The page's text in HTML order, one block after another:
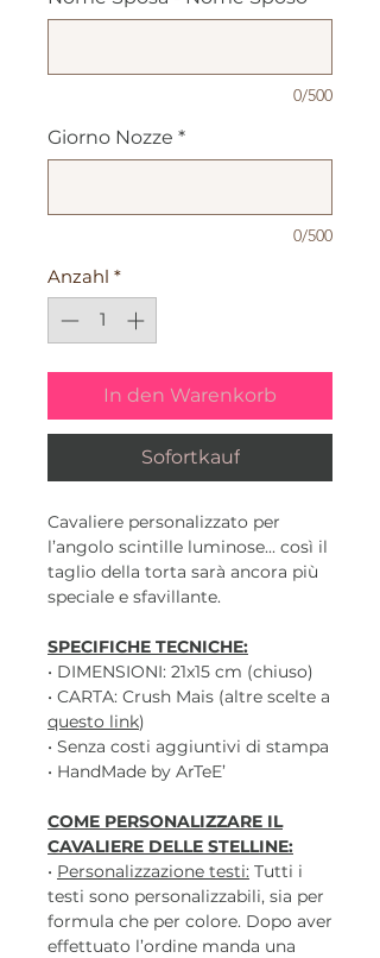
0/500
Giorno Nozze *
0/500
Anzahl *
In den Warenkorb
Sofortkauf
Cavaliere personalizzato per
l’angolo scintille luminose... così il
taglio della torta sarà ancora più
speciale e sfavillante.
SPECIFICHE TECNICHE:
• DIMENSIONI: 21x15 cm (chiuso)
• CARTA: Crush Mais (altre scelte a
questo link)
• Senza costi aggiuntivi di stampa
• HandMade by ArTeE’
COME PERSONALIZZARE IL
CAVALIERE DELLE STELLINE:
• Personalizzazione testi: Tutti i
testi sono personalizzabili, sia per
formula che per colore. Dopo aver
effettuato l’ordine manda una